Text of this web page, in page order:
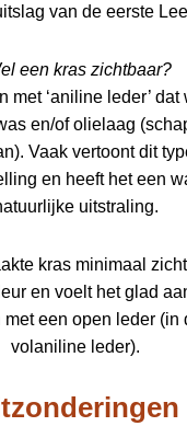
van de eerste
een kras zichtbaar?
met ‘aniline leder’
en/of olielaag
Vaak vertoont dit
en heeft het een
uitstraling.
kras minimaal
en voelt het glad
met een open leder (in
volaniline leder).